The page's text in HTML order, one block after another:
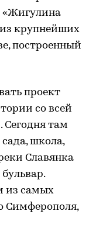
«Жигулина
крупнейших
построенный
проект
со всей
Сегодня там
школа,
Славянка
из самых
Симферополя,